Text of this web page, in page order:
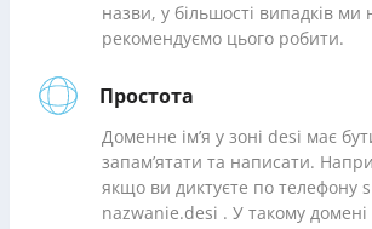
назви, у більшості випадків ми
рекомендуємо цього робити.
Простота
Доменне ім’я у зоні desi має
запам’ятати та написати.
якщо ви диктуєте по телефону
nazwanie.desi . У такому домені